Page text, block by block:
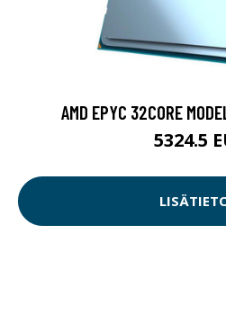
AMD EPYC 32CORE
5324.5